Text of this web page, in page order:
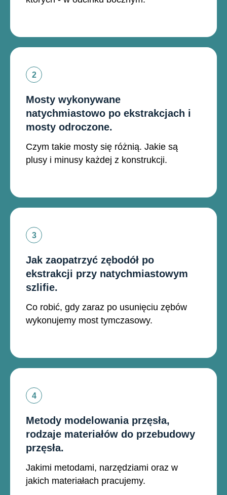
Mosty wykonywane
natychmiastowo po ekstrakcjach i
mosty odroczone.
Czym takie mosty się różnią. Jakie są
plusy i minusy każdej z konstrukcji.
Jak zaopatrzyć zębodół po
ekstrakcji przy natychmiastowym
szlifie.
Co robić, gdy zaraz po usunięciu zębów
wykonujemy most tymczasowy.
Metody modelowania przęsła,
rodzaje materiałów do przebudowy
przęsła.
Jakimi metodami, narzędziami oraz w
jakich materiałach pracujemy.